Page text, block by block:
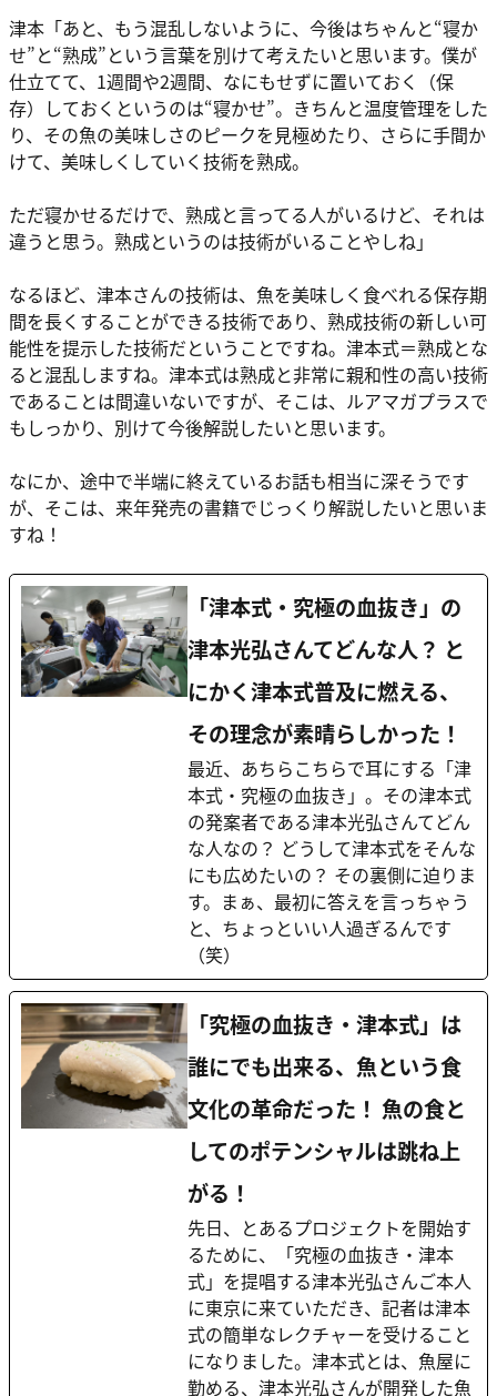
津本「あと、もう混乱しないように、今後はちゃんと“寝か
せ”と“熟成”という言葉を別けて考えたいと思います。僕が
仕立てて、1週間や2週間、なにもせずに置いておく（保
存）しておくというのは“寝かせ”。きちんと温度管理をした
り、その魚の美味しさのピークを見極めたり、さらに手間か
けて、美味しくしていく技術を熟成。
ただ寝かせるだけで、熟成と言ってる人がいるけど、それは
違うと思う。熟成というのは技術がいることやしね」
なるほど、津本さんの技術は、魚を美味しく食べれる保存期
間を長くすることができる技術であり、熟成技術の新しい可
能性を提示した技術だということですね。津本式＝熟成とな
ると混乱しますね。津本式は熟成と非常に親和性の高い技術
であることは間違いないですが、そこは、ルアマガプラスで
もしっかり、別けて今後解説したいと思います。
なにか、途中で半端に終えているお話も相当に深そうです
が、そこは、来年発売の書籍でじっくり解説したいと思いま
すね！
「津本式・究極の血抜き」の
津本光弘さんてどんな人？ と
にかく津本式普及に燃える、
その理念が素晴らしかった！
最近、あちらこちらで耳にする「津
本式・究極の血抜き」。その津本式
の発案者である津本光弘さんてどん
な人なの？ どうして津本式をそんな
にも広めたいの？ その裏側に迫りま
す。まぁ、最初に答えを言っちゃう
と、ちょっといい人過ぎるんです
（笑）
「究極の血抜き・津本式」は
誰にでも出来る、魚という食
文化の革命だった！ 魚の食と
してのポテンシャルは跳ね上
がる！
先日、とあるプロジェクトを開始す
るために、「究極の血抜き・津本
式」を提唱する津本光弘さんご本人
に東京に来ていただき、記者は津本
式の簡単なレクチャーを受けること
になりました。津本式とは、魚屋に
勤める、津本光弘さんが開発した魚